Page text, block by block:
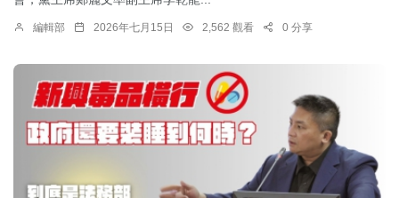
編輯部 2026年七月15日 2,562 觀看 0 分享